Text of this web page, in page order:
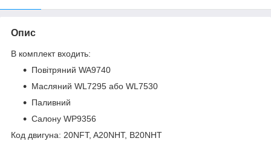
Опис
В комплект входить:
Повітряний WA9740
Масляний WL7295 або WL7530
Паливний
Салону WP9356
Код двигуна: 20NFT, A20NHT, B20NHT